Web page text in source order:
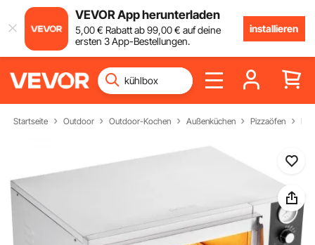
VEVOR App herunterladen
5,00€ Rabatt ab99,00€ auf deine
ersten 3 App-Bestellungen.
installieren
Startseite Outdoor Outdoor-Kochen Außenküchen Pizzaöfen